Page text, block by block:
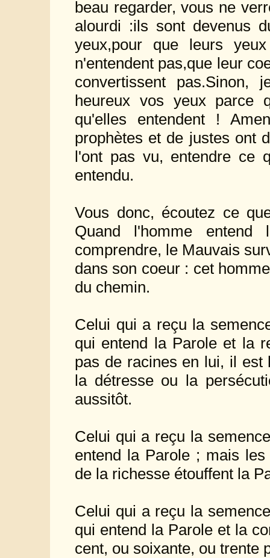
beau regarder, vous ne
alourdi :ils sont devenus
yeux,pour que leurs
n'entendent pas,que leur
convertissent
heureux vos yeux parce
qu'elles entendent !
prophètes et de justes ont
l'ont pas vu, entendre ce
entendu.
Vous donc, écoutez ce
Quand l'homme
comprendre, le Mauvais
dans son coeur : cet
du chemin.
Celui qui a reçu la
qui entend la Parole et la
pas de racines en lui, il est
la détresse ou la
aussitôt.
Celui qui a reçu la
entend la Parole ; mais
de la richesse étouffent la
Celui qui a reçu la
qui entend la Parole et la
cent, ou soixante, ou trente